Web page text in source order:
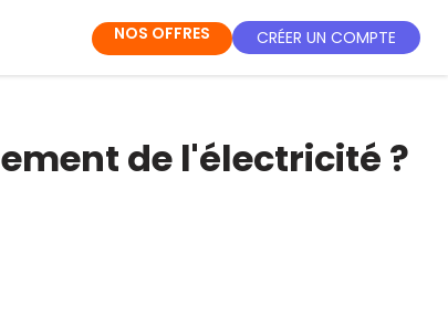
NOS OFFRES CRÉER UN COMPTE
de l'électricité ?